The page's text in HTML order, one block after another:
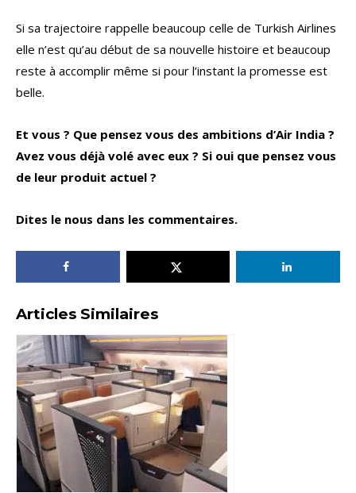
Si sa trajectoire rappelle beaucoup celle de Turkish Airlines
elle n’est qu’au début de sa nouvelle histoire et beaucoup
reste à accomplir même si pour l’instant la promesse est
belle.
Et vous ? Que pensez vous des ambitions d’Air India ?
Avez vous déjà volé avec eux ? Si oui que pensez vous
de leur produit actuel ?
Dites le nous dans les commentaires.
Articles Similaires